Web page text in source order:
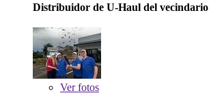
Distribuidor de U-Haul del vecindario
Verfotos